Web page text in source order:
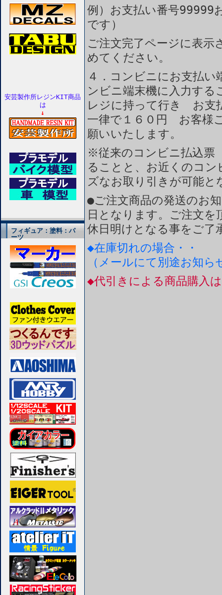
安芸製作所レジンKIT商品
は
↓
フィギュア：塗料：パ
ーツ
例）お支払い番号
です）
ご注文完了ページに表
めてください。
４．コンビニにお支払
ンビニ端末機に入力す
レジに持って行き お支
一律で１６０円 お客様
願いいたします。
※従来のコンビニ払込票
ることと、お近くのコ
ズなお取り引きが可能
●ご注文商品の発送のお
日となります。ご注文を
休日明けとなる事をご了
◆在庫切れの場合・・
（メールにて別途お知
◆代引きによる商品購入